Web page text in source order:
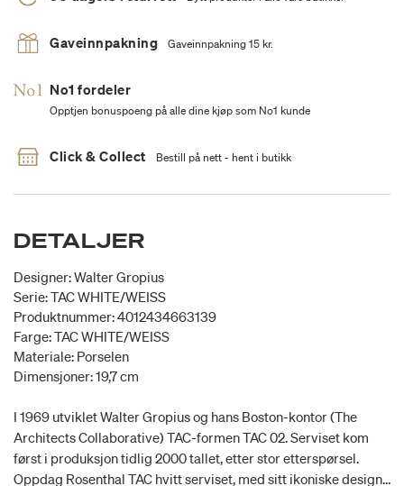
Gaveinnpakning Gaveinnpakning 15 kr.
No1 fordeler
Opptjen bonuspoeng på alle dine kjøp som No1 kunde
Click & Collect Bestill på nett - hent i butikk
DETALJER
Designer: Walter Gropius
Serie: TAC WHITE/WEISS
Produktnummer: 4012434663139
Farge: TAC WHITE/WEISS
Materiale: Porselen
Dimensjoner: 19,7 cm
I 1969 utviklet Walter Gropius og hans Boston-kontor (The
Architects Collaborative) TAC-formen TAC 02. Serviset kom
først i produksjon tidlig 2000 tallet, etter stor etterspørsel.
Oppdag Rosenthal TAC hvitt serviset, med sitt ikoniske design